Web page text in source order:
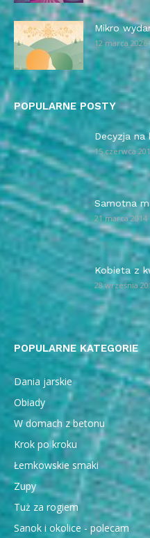
Mikro
12 marca 2026
POPULARNE POSTY
Decyzja na
15 czerwca
Samotna
21 marca 2014
Kobieta z
28 września
POPULARNE KATEGORIE
Dania jarskie
Obiady
W domach z betonu
Krok po kroku
Łemkowskie smaki
Zupy
Tuż za rogiem
Sanok i okolice - polecam